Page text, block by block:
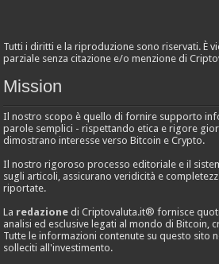
Tutti i diritti e la riproduzione sono riservati. È
parziale senza citazione e/o menzione di
Mission
Il nostro scopo è quello di fornire supporto
parole semplici - rispettando etica e rigore
dimostrano interesse verso Bitcoin e Crypto.
Il nostro rigoroso processo editoriale e il
sugli articoli, assicurano veridicità e
riportate.
La redazione di Criptovaluta.it® fornisce
analisi ed esclusive legati al mondo di Bitcoin,
Tutte le informazioni contenute su questo sito
solleciti all'investimento.